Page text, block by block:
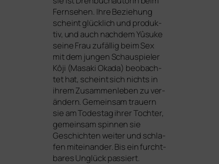
Fernsehen. Ihre Beziehung
scheint glück­lich und pro­duk­
tiv, und auch nach­dem Yûsuke
sei­ne Frau zufäl­lig beim Sex
mit dem jun­gen Schauspieler
Kôji (Masaki Okada) beob­ach­
tet hat, scheint sich nichts in
ihrem Zusammenleben zu ver­
än­dern. Gemeinsam trau­ern
sie am Todestag ihrer Tochter,
gemein­sam spin­nen sie
Geschichten wei­ter und schla­
fen mit­ein­an­der. Bis ein furcht­
ba­res Unglück passiert.